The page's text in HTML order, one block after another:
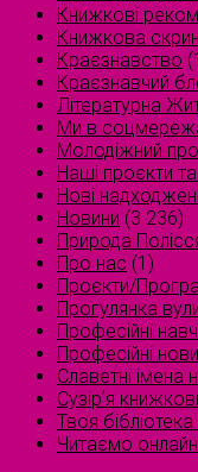
Книжкові
Книжкова
Краєзнавство
Краєзнавчий
Літературна
Ми в
Молодіжний
Наші проєкти
Нові
Новини (3 236)
Природа
Про нас (1)
Проєкти/
Прогулянка
Професійні
Професійні
Славетні
Сузірʼя
Твоя
Читаємо